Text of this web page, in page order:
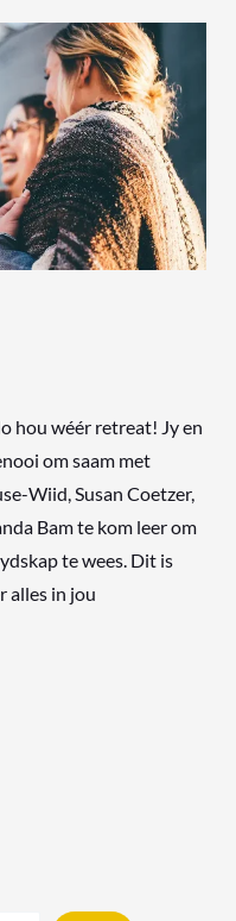
hou wéér retreat! Jy en
om saam met
Wiid, Susan Coetzer,
Bam te kom leer om
te wees. Dit is
alles in jou